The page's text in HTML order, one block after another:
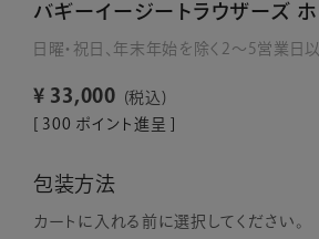
バギーイージートラウザーズ ホ
日曜・祝日、年末年始を除く2～5営業日
¥ 33,000
税込
300 ポイント進呈 ]
包装方法
カートに入れる前に選択してください。